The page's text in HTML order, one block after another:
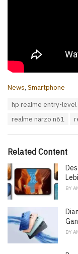
C
i
s
:
News, Smartphone
hp realme entry-level
realme narzo n61
Related Content
BY
BY